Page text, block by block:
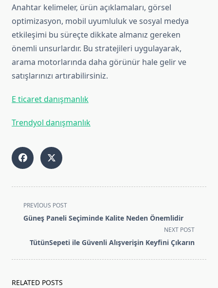
Anahtar kelimeler, ürün açıklamaları, görsel
optimizasyon, mobil uyumluluk ve sosyal medya
etkileşimi bu süreçte dikkate almanız gereken
önemli unsurlardır. Bu stratejileri uygulayarak,
arama motorlarında daha görünür hale gelir ve
satışlarınızı artırabilirsiniz.
E ticaret danışmanlık
Trendyol danışmanlık
<span
class="nav-
screen-
text">Page</span>
PREVIOUS POST
Güneş Paneli Seçiminde Kalite Neden Önemlidir
NEXT POST
TütünSepeti ile Güvenli Alışverişin Keyfini Çıkarın
RELATED POSTS